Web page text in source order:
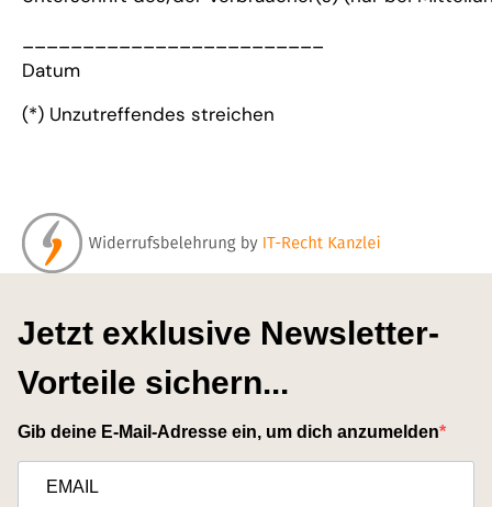
Datum
(*) Unzutreffendes streichen
Jetzt exklusive Newsletter-
Vorteile sichern...
Gib deine E-Mail-Adresse ein, um dich anzumelden